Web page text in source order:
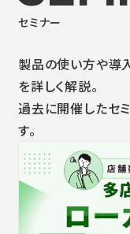
セミナー
製品の使い方や導
を詳しく解説。
過去に開催したセ
す。